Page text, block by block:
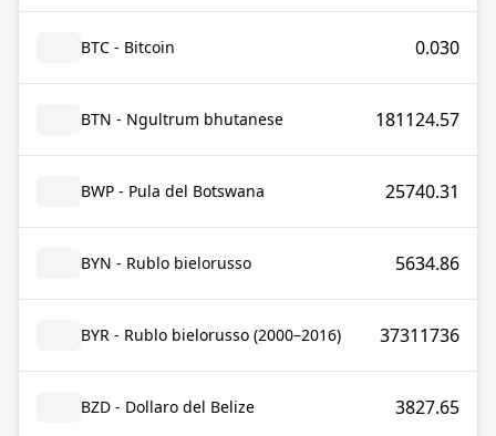
BTC - Bitcoin 0.030
BTN - Ngultrum bhutanese 181124.57
BWP - Pula del Botswana 25740.31
BYN - Rublo bielorusso 5634.86
BYR - Rublo bielorusso (2000–2016) 37311736
BZD - Dollaro del Belize 3827.65